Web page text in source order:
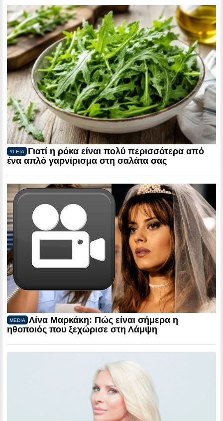
ΥΓΕΙΑ
Γιατί η ρόκα είναι πολύ περισσότερα από
ένα απλό γαρνίρισμα στη σαλάτα σας
MEDIA
Λίνα Μαρκάκη: Πώς είναι σήμερα η
ηθοποιός που ξεχώρισε στη Λάμψη